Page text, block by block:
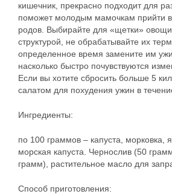
кишечник, прекрасно подходит для
поможет молодым мамочкам прийти
родов. Выбирайте для «щетки»
структурой, не обрабатывайте их
определенное время замените им
насколько быстро почувствуются
Если вы хотите сбросить больше 5
салатом для похудения ужин в
Ингредиенты:
по 100 граммов – капуста, морковка,
морская капуста. Чернослив (50
грамм), растительное масло для
Способ приготовления: